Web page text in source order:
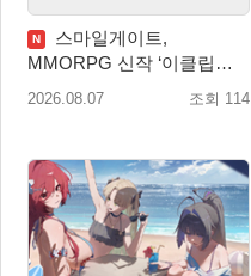
N
스마일게이트,
MMORPG 신작 ‘이클립스:
더 어웨이크닝’ 9월 10일 론
2026.08.07 조회 114